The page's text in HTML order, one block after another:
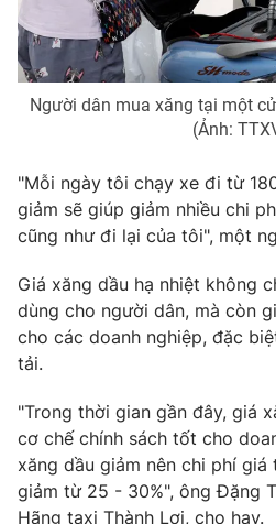
Photo
Video
VTV Sức khoẻ Bất
Thị trường 24h
VTV4
VTV9
Liên hệ tòa soạn
Người dân mua xăng tại một
(Ảnh:
"Mỗi ngày tôi chạy xe đi từ
giảm sẽ giúp giảm nhiều chi
cũng như đi lại của tôi", một
Giá xăng dầu hạ nhiệt không
dùng cho người dân, mà còn
cho các doanh nghiệp, đặc
tải.
"Trong thời gian gần đây, giá
cơ chế chính sách tốt cho
xăng dầu giảm nên chi phí giá
giảm từ 25 - 30%", ông Đặng
Hãng taxi Thành Lợi, cho hay.